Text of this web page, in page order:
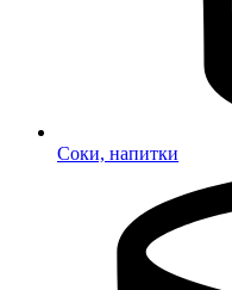
Соки, напитки